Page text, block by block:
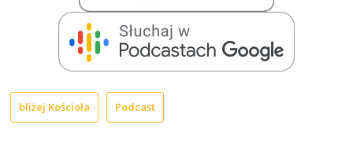
bliżej Kościoła Podcast